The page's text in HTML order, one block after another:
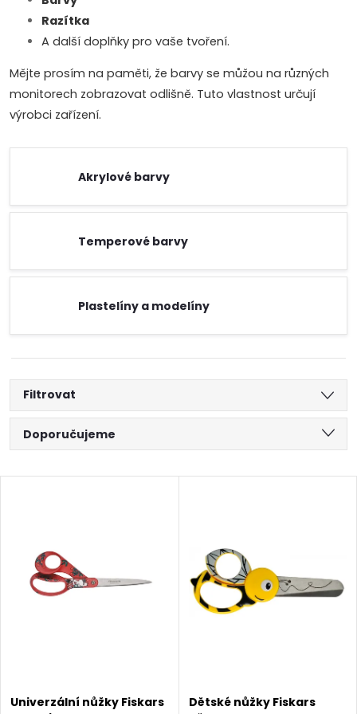
Razítka
A další doplňky pro vaše tvoření.
Mějte prosím na paměti, že barvy se můžou na různých
monitorech zobrazovat odlišně. Tuto vlastnost určují
výrobci zařízení.
Akrylové barvy
Temperové barvy
Plastelíny a modelíny
Filtrovat
Ř
a
Doporučujeme
p
Univerzální nůžky Fiskars
Dětské nůžky Fiskars